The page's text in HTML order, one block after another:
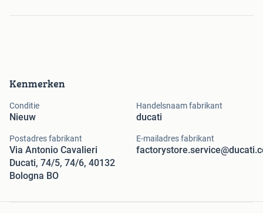
Kenmerken
Conditie
Nieuw
Handelsnaam fabrikant
ducati
Postadres fabrikant
Via Antonio Cavalieri
Ducati, 74/5, 74/6, 40132
Bologna BO
E-mailadres fabrikant